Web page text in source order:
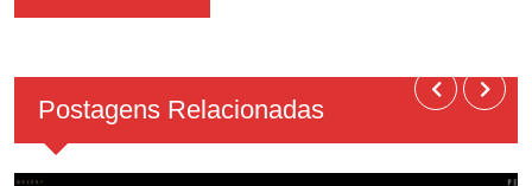
Postagens Relacionadas